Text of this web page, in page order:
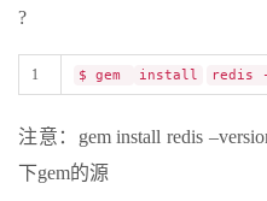
?
1 $ gem install redis
注意：gem install redis
下gem的源